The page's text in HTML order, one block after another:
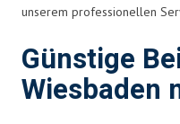
unserem professionellen
Günstige
Wiesbaden